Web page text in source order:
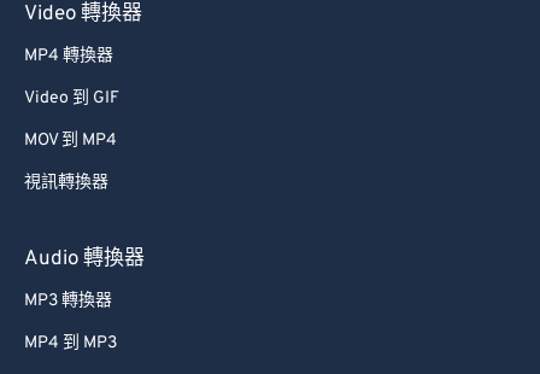
Video 轉換器
MP4 轉換器
Video 到 GIF
MOV 到 MP4
視訊轉換器
Audio 轉換器
MP3 轉換器
MP4 到 MP3